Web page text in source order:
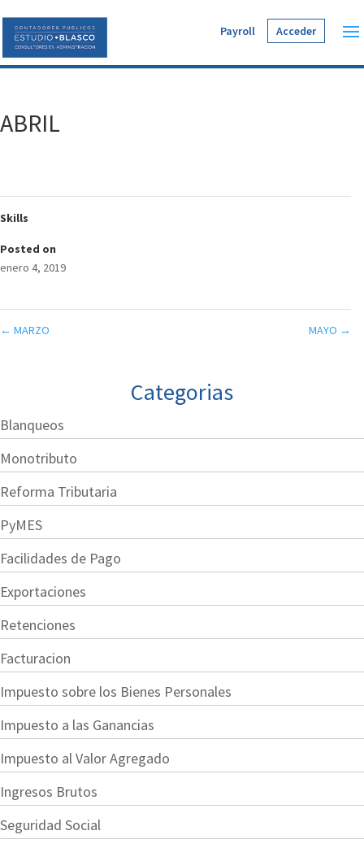
Payroll Acceder
ABRIL
Skills
Posted on
enero 4, 2019
← MARZO MAYO →
Categorias
Blanqueos
Monotributo
Reforma Tributaria
PyMES
Facilidades de Pago
Exportaciones
Retenciones
Facturacion
Impuesto sobre los Bienes Personales
Impuesto a las Ganancias
Impuesto al Valor Agregado
Ingresos Brutos
Seguridad Social